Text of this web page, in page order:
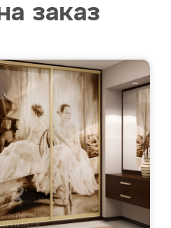
заказ